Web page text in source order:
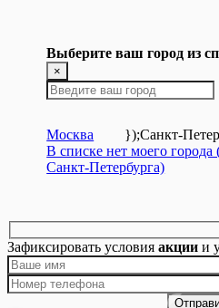
Выберите ваш город из
×
Москва });Санкт-
В списке нет моего города
Санкт-Петербурга)
Зафиксировать условия акции и